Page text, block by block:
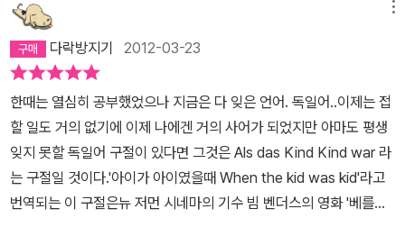
기에 2000년 <밀리언달러 호텔>을 영화화한 것도 당연한 결과이겠
다.​이 책의 옮긴이가 당부했듯이 이 사진집에 담긴 사진작가로서의
벤더스는 영화로 재현되기도 했다. 2008년 벤더스는 유명 사진작가
의 삶과 예술에 대한 회의를 담은 <팔레르모 슈팅>을 제작했다. 그의
사진은 관찰자의 권력적 시선이 아니라 단 한 번의 순간을 마주한 지
구 여행자의 자유 추구와 인간미로 가득하다.
이렇게 말할 것 같다.‘카우보이 모자를 쓴 노인’이라고.늙은 카우보이
들은 세상에서 가장 슬프고, 참으로 감동적인 형상을 하고 있다.한번
은이른 아침, 도쿄의 거리를 산책하다 어렸을 적 자주 하던 놀이를 떠
올렸다.“너는 안 보이는 게 나는 보이지, 그게 뭐냐면...”이렇게 시작
을 하고, 설명을 하는 거다. 지금 같은 경우에 그건, 우선 빨갛고, 플라
스틱으로 만들었으며, 도쿄의 어느 거리에서나 볼 수 있는 것이다. 아
무튼 그날 아침엔 정말로, 빨간 모자처럼 생긴 저 물건을 피해서 사진
을 찍는 것이 힘들었다. 피하고 싶다면 그저 하늘을 향하는 수밖에 없
었다.한번은호주 사막 한가운데에 있는 이 거대한 바위산을 찍기 위
아간다고 생각하지만 실은 한 번 밖에 없는 이 시간 속에서 살고 있다
는 사실.한 번은,집 앞 스타벅스에서 빔 벤더스의 사진집을 보고 있었
다. 잠시 정전이 되어 음악도, 조명도 꺼진 실내에서 열띠게 업무상 대
화를 나누고 있는 아저씨들의 목소리만 크게 들린다....
다락방지기 2012-03-23
한때는 열심히 공부했었으나 지금은 다 잊은 언어. 독일어..이제는 접
할 일도 거의 없기에 이제 나에겐 거의 사어가 되었지만 아마도 평생
잊지 못할 독일어 구절이 있다면 그것은 Als das Kind Kind war 라
는 구절일 것이다.'아이가 아이였을때 When the kid was kid'라고
번역되는 이 구절은뉴 저먼 시네마의 기수 빔 벤더스의 영화 '베를린